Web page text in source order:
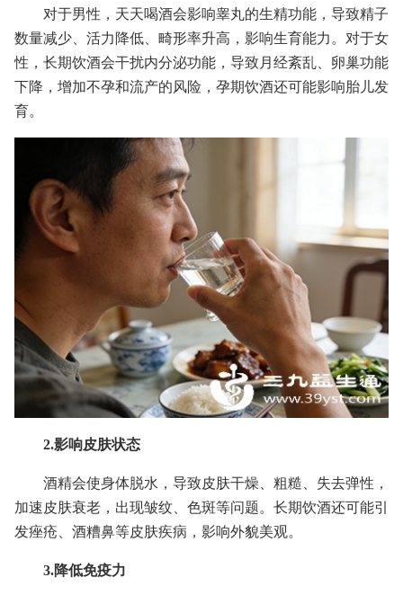
对于男性，天天喝酒会影响睾丸的生精功能，导致精子
数量减少、活力降低、畸形率升高，影响生育能力。对于女
性，长期饮酒会干扰内分泌功能，导致月经紊乱、卵巢功能
下降，增加不孕和流产的风险，孕期饮酒还可能影响胎儿发
育。
2.影响皮肤状态
酒精会使身体脱水，导致皮肤干燥、粗糙、失去弹性，
加速皮肤衰老，出现皱纹、色斑等问题。长期饮酒还可能引
发痤疮、酒糟鼻等皮肤疾病，影响外貌美观。
3.降低免疫力